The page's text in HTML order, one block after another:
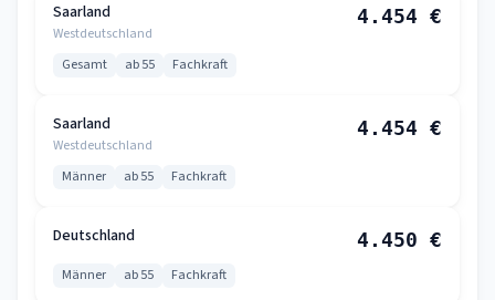
Saarland
Westdeutschland
4.454 €
Gesamt ab 55 Fachkraft
Saarland
Westdeutschland
4.454 €
Männer ab 55 Fachkraft
Deutschland 4.450 €
Männer ab 55 Fachkraft